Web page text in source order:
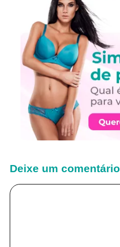
Deixe um comentário